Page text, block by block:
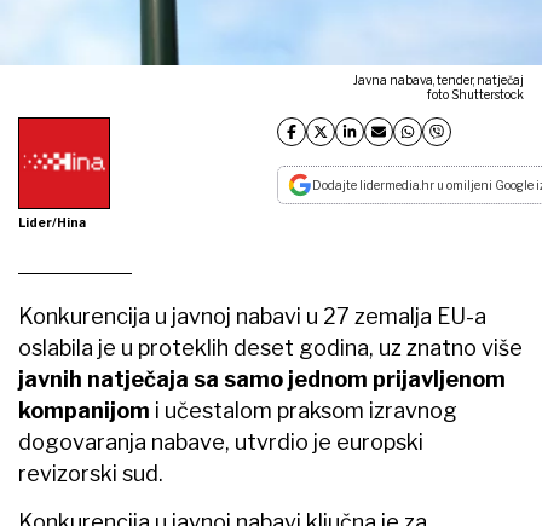
Javna nabava, tender, natječaj
foto Shutterstock
Lider/Hina
Dodajte lidermedia.hr u omiljeni Google
Konkurencija u javnoj nabavi u 27 zemalja EU-a
oslabila je u proteklih deset godina, uz znatno više
javnih natječaja sa samo jednom prijavljenom
kompanijom i učestalom praksom izravnog
dogovaranja nabave, utvrdio je europski
revizorski sud.